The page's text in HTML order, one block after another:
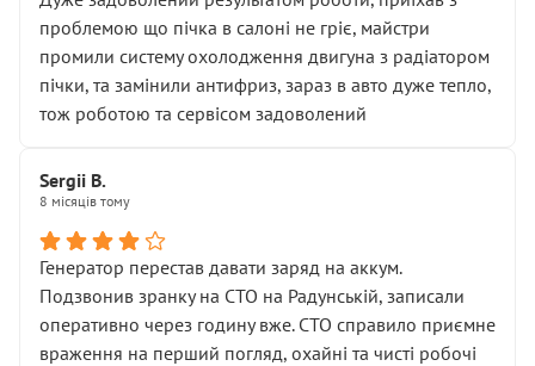
проблемою що пічка в салоні не гріє, майстри
промили систему охолодження двигуна з радіатором
пічки, та замінили антифриз, зараз в авто дуже тепло,
тож роботою та сервісом задоволений
Sergii B.
8 місяців тому
Генератор перестав давати заряд на аккум.
Подзвонив зранку на СТО на Радунській, записали
оперативно через годину вже. СТО справило приємне
враження на перший погляд, охайні та чисті робочі